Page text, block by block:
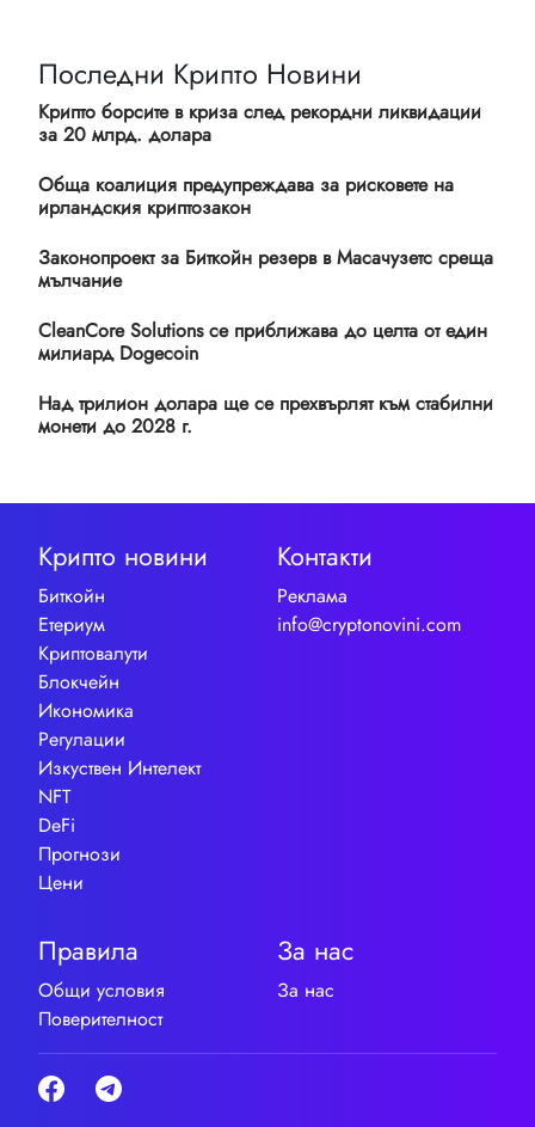
Последни Крипто Новини
Крипто борсите в криза след рекордни ликвидации
за 20 млрд. долара
Обща коалиция предупреждава за рисковете на
ирландския криптозакон
Законопроект за Биткойн резерв в Масачузетс среща
мълчание
CleanCore Solutions се приближава до целта от един
милиард Dogecoin
Над трилион долара ще се прехвърлят към стабилни
монети до 2028 г.
Крипто новини
Биткойн
Етериум
Криптовалути
Блокчейн
Икономика
Регулации
Изкуствен Интелект
NFT
DeFi
Прогнози
Цени
Контакти
Реклама
info@cryptonovini.com
Правила
Общи условия
Поверителност
За нас
За нас